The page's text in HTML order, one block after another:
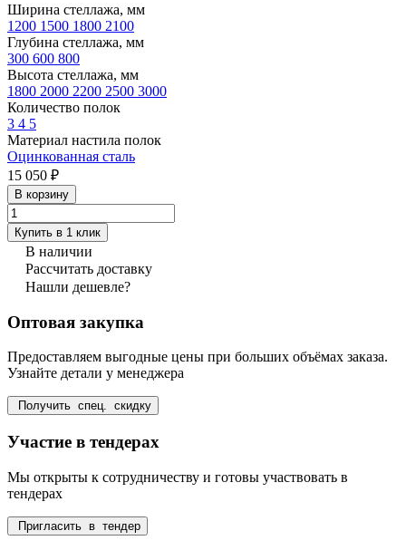
Ширина стеллажа, мм
1200 1500 1800 2100
Глубина стеллажа, мм
300 600 800
Высота стеллажа, мм
1800 2000 2200 2500 3000
Количество полок
3 4 5
Материал настила полок
Оцинкованная сталь
15 050 ₽
В корзину
Купить в 1 клик
В наличии
Рассчитать доставку
Нашли дешевле?
Оптовая закупка
Предоставляем выгодные цены при больших объёмах заказа.
Узнайте детали у менеджера
Получить спец. скидку
Участие в тендерах
Мы открыты к сотрудничеству и готовы участвовать в
тендерах
Пригласить в тендер